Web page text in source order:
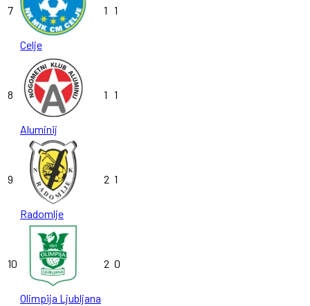
7
Celje
1 1
8
Aluminij
1 1
9
Radomlje
2 1
10
Olimpija Ljubljana
2 0